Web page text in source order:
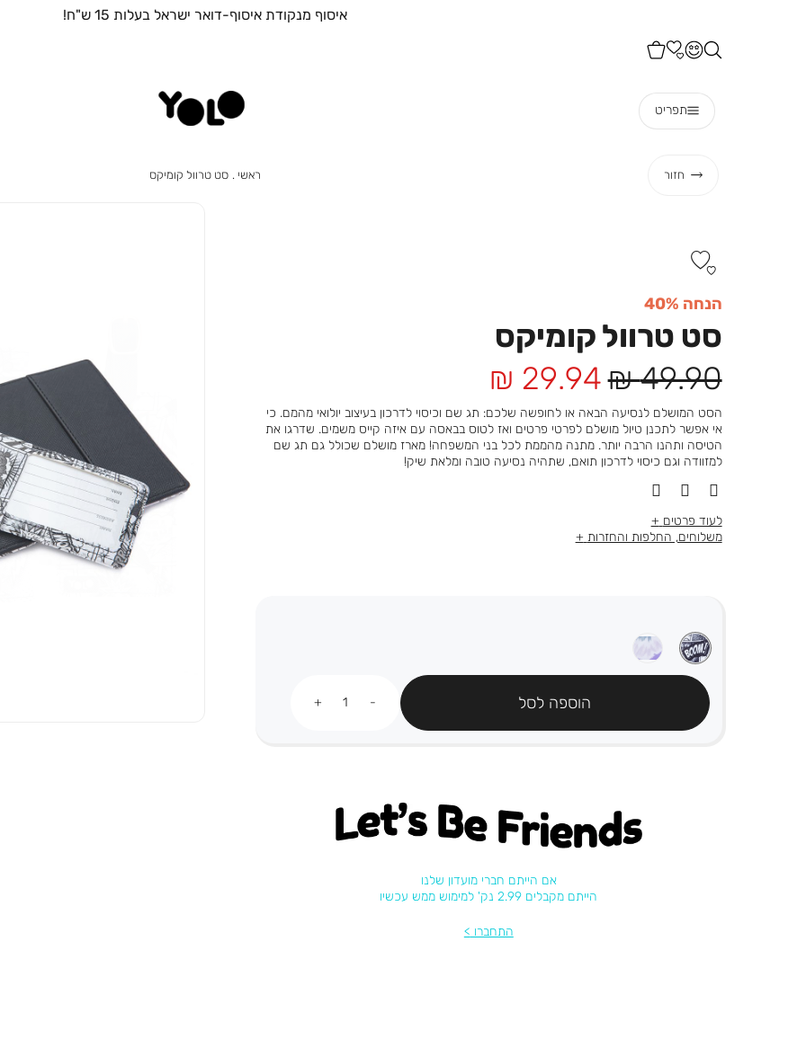
איסוף מנקודת איסוף-דואר ישראל בעלות 15 ש"ח!
תפריט
חזור ראשי ראשי
סט טרוול קומיקססט
הנחה 40%
סט טרוול קומיקס
מחיר
מוצר
29.94 ₪ מחיר
רגיל
49.90 ₪
הסט המושלם לנסיעה הבאה או לחופשה שלכם: תג שם וכיסוי לדרכון בעיצוב יולואי מהמם. כי
אי אפשר לתכנן טיול מושלם לפרטי פרטים ואז לטוס בבאסה עם איזה קייס משמים. שדרגו את
הטיסה ותהנו הרבה יותר. מתנה מהממת לכל בני המשפחה! מארז מושלם שכולל גם תג שם
למזוודה וגם כיסוי לדרכון תואם, שתהיה נסיעה טובה ומלאת שיק!
לעוד פרטים
משלוחים, החלפות והחזרות
הוספה לסל
Let's be friends
אם הייתם חברי מועדון שלנו
הייתם מקבלים 2.99 נק' למימוש ממש עכשיו
התחברו